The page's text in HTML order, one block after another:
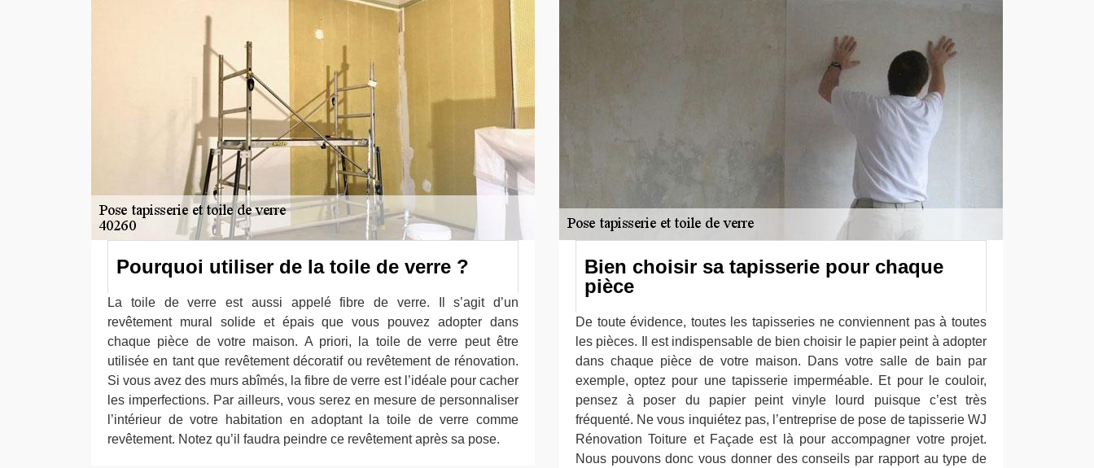
Pourquoi utiliser de la toile de verre ?
La toile de verre est aussi appelé fibre de verre. Il s’agit d’un
revêtement mural solide et épais que vous pouvez adopter dans
chaque pièce de votre maison. A priori, la toile de verre peut être
utilisée en tant que revêtement décoratif ou revêtement de rénovation.
Si vous avez des murs abîmés, la fibre de verre est l’idéale pour cacher
les imperfections. Par ailleurs, vous serez en mesure de personnaliser
l’intérieur de votre habitation en adoptant la toile de verre comme
revêtement. Notez qu’il faudra peindre ce revêtement après sa pose.
Bien choisir sa tapisserie pour chaque
pièce
De toute évidence, toutes les tapisseries ne conviennent pas à toutes
les pièces. Il est indispensable de bien choisir le papier peint à adopter
dans chaque pièce de votre maison. Dans votre salle de bain par
exemple, optez pour une tapisserie imperméable. Et pour le couloir,
pensez à poser du papier peint vinyle lourd puisque c’est très
fréquenté. Ne vous inquiétez pas, l’entreprise de pose de tapisserie WJ
Rénovation Toiture et Façade est là pour accompagner votre projet.
Nous pouvons donc vous donner des conseils par rapport au type de